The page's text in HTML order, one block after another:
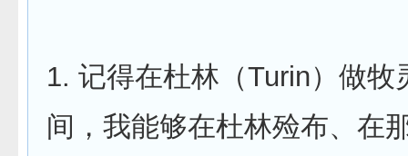
1. 记得在杜林（Turin）做牧
间，我能够在杜林殓布、在